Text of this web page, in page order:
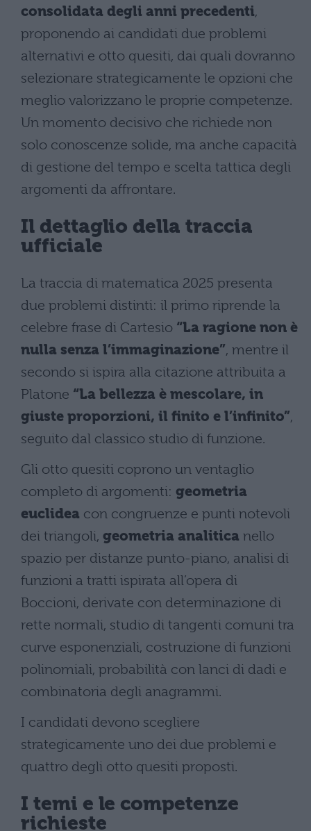
consolidata degli anni precedenti,
proponendo ai candidati due problemi
alternativi e otto quesiti, dai quali dovranno
selezionare strategicamente le opzioni che
meglio valorizzano le proprie competenze.
Un momento decisivo che richiede non
solo conoscenze solide, ma anche capacità
di gestione del tempo e scelta tattica degli
argomenti da affrontare.
Il dettaglio della traccia
ufficiale
La traccia di matematica 2025 presenta
due problemi distinti: il primo riprende la
celebre frase di Cartesio “La ragione non è
nulla senza l’immaginazione”, mentre il
secondo si ispira alla citazione attribuita a
Platone “La bellezza è mescolare, in
giuste proporzioni, il finito e l’infinito”,
seguito dal classico studio di funzione.
Gli otto quesiti coprono un ventaglio
completo di argomenti: geometria
euclidea con congruenze e punti notevoli
dei triangoli, geometria analitica nello
spazio per distanze punto-piano, analisi di
funzioni a tratti ispirata all’opera di
Boccioni, derivate con determinazione di
rette normali, studio di tangenti comuni tra
curve esponenziali, costruzione di funzioni
polinomiali, probabilità con lanci di dadi e
combinatoria degli anagrammi.
I candidati devono scegliere
strategicamente uno dei due problemi e
quattro degli otto quesiti proposti.
I temi e le competenze
richieste